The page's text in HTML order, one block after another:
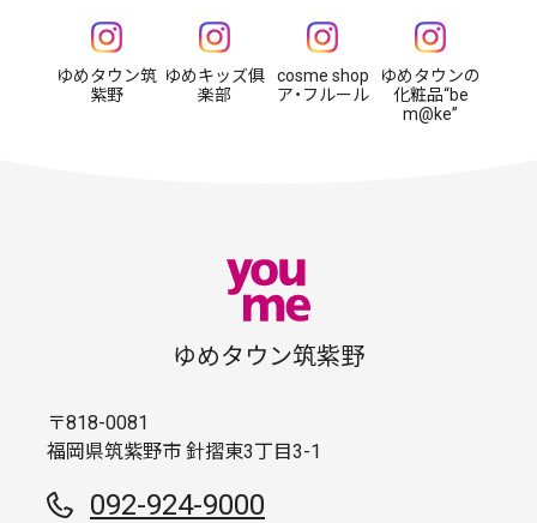
ゆめタウン筑
紫野
ゆめキッズ俱
楽部
cosme shop
ア・フルール
ゆめタウンの
化粧品“be
m@ke”
ゆめタウン筑紫野
〒818-0081
福岡県筑紫野市 針摺東3丁目3-1
092-924-9000